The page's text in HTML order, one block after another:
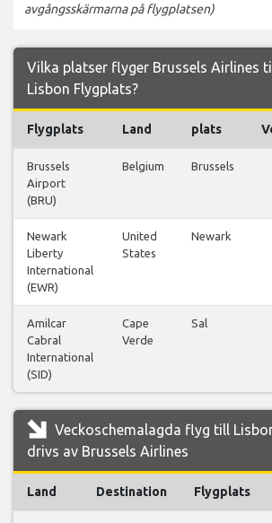
avgångsskärmarna på flygplatsen)
Vilka platser flyger Brussels Airlines
Lisbon Flygplats?
Flygplats Land plats
Brussels
Airport
(BRU)
Belgium Brussels
Newark
Liberty
International
(EWR)
United
States
Newark
Amilcar
Cabral
International
(SID)
Cape
Verde
Sal
Veckoschemalagda flyg till
drivs av Brussels Airlines
Land Destination Flygplats